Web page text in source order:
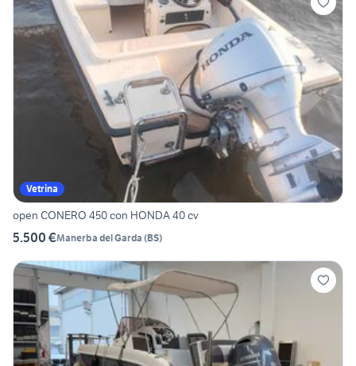
Vetrina
open CONERO 450 con HONDA 40 cv
5.500 €Manerba del Garda (BS)